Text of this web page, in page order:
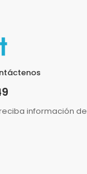
información de